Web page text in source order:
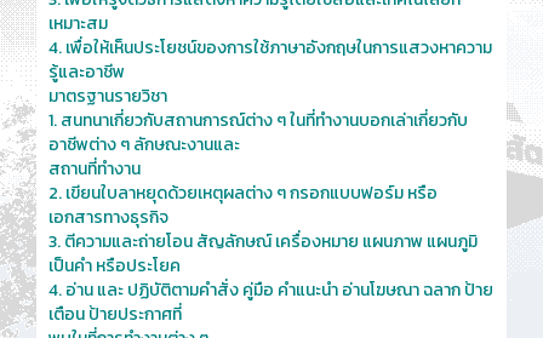
เหมาะสม
4. เพื่อให้เห็นประโยชน์ของการใช้ภาษาอังกฤษในการแสวงหาความ
รู้และอาชีพ
มาตรฐานรายวิชา
1. สนทนาเกี่ยวกับสถานการณ์ต่าง ๆ ในที่ทำงานบอกเล่าเกี่ยวกับ
อาชีพต่าง ๆ ลักษณะงานและ
สถานที่ทำงาน
2. เขียนใบลาหยุดด้วยเหตุผลต่าง ๆ กรอกแบบฟอร์ม หรือ
เอกสารทางธุรกิจ
3. ตีความและถ่ายโอน สัญลักษณ์ เครื่องหมาย แผนภาพ แผนภูมิ
เป็นคำ หรือประโยค
4. อ่าน และ ปฏิบัติตามคำสั่ง คู่มือ คำแนะนำ อ่านโฆษณา ฉลาก ป้าย
เตือน ป้ายประกาศที่